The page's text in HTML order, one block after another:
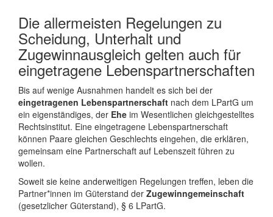
Die allermeisten Regelungen zu
Scheidung, Unterhalt und
Zugewinnausgleich gelten auch für
eingetragene Lebenspartnerschaften
Bis auf wenige Ausnahmen handelt es sich bei der
eingetragenen Lebenspartnerschaft nach dem LPartG um
ein eigenständiges, der Ehe im Wesentlichen gleichgestelltes
Rechtsinstitut. Eine eingetragene Lebenspartnerschaft
können Paare gleichen Geschlechts eingehen, die erklären,
gemeinsam eine Partnerschaft auf Lebenszeit führen zu
wollen.
Soweit sie keine anderweitigen Regelungen treffen, leben die
Partner*innen im Güterstand der Zugewinngemeinschaft
(gesetzlicher Güterstand), § 6 LPartG.